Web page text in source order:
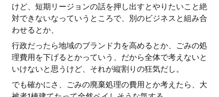
けど、短期リージョンの話を押し出すとやりたいこと絶
対できないなっていうところで、別のビジネスと組み合
わせるとか、
行政だったら地域のブランド力を高めるとか、ごみの処
理費用を下げるとかっていう、だから全体で考えないと
いけないと思うけど、それが縦割りの狂気だし。
でも確かにさ、ごみの廃棄処理の費用とか考えたら、大